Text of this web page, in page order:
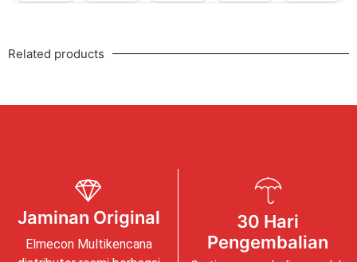
Related products
Jaminan Original
Elmecon Multikencana
30 Hari
Pengembalian